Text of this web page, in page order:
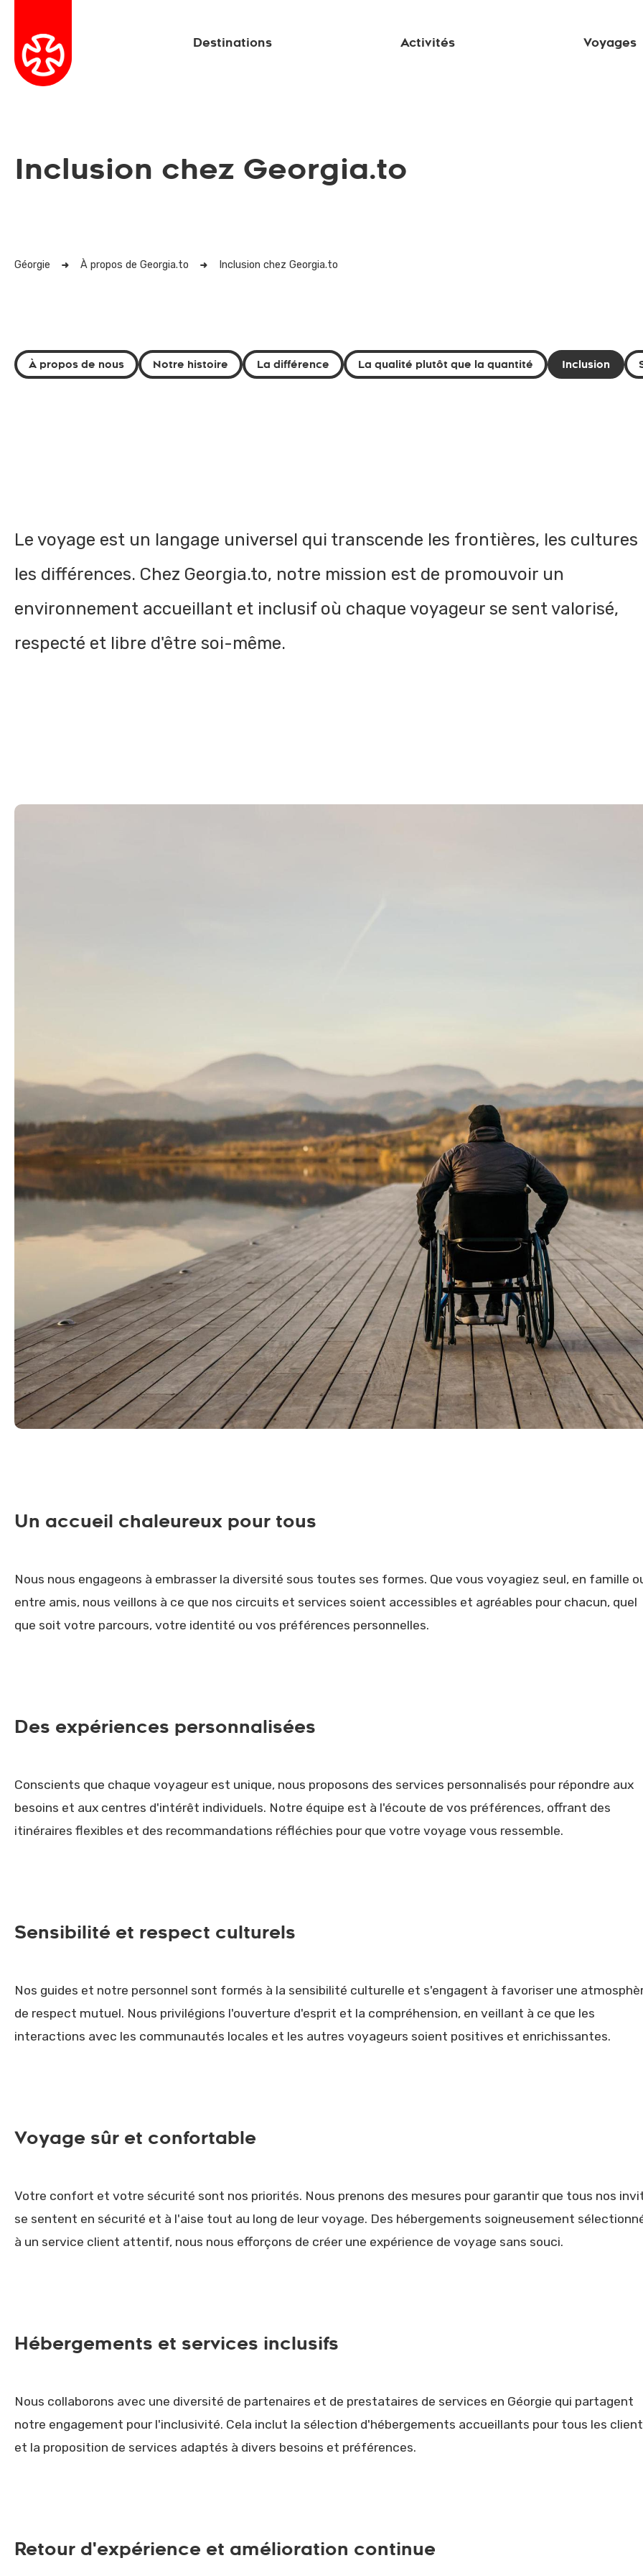
Destinations Activités Voyages
Inclusion chez Georgia.to
Géorgie À propos de Georgia.to Inclusion chez Georgia.to
À propos de nous Notre histoire La différence La qualité plutôt que la quantité Inclusion
Le voyage est un langage universel qui transcende les frontières, les cultures
les différences. Chez Georgia.to, notre mission est de promouvoir un
environnement accueillant et inclusif où chaque voyageur se sent valorisé,
respecté et libre d'être soi-même.
Un accueil chaleureux pour tous
Nous nous engageons à embrasser la diversité sous toutes ses formes. Que vous voyagiez seul, en famille
entre amis, nous veillons à ce que nos circuits et services soient accessibles et agréables pour chacun, quel
que soit votre parcours, votre identité ou vos préférences personnelles.
Des expériences personnalisées
Conscients que chaque voyageur est unique, nous proposons des services personnalisés pour répondre aux
besoins et aux centres d'intérêt individuels. Notre équipe est à l'écoute de vos préférences, offrant des
itinéraires flexibles et des recommandations réfléchies pour que votre voyage vous ressemble.
Sensibilité et respect culturels
Nos guides et notre personnel sont formés à la sensibilité culturelle et s'engagent à favoriser une
de respect mutuel. Nous privilégions l'ouverture d'esprit et la compréhension, en veillant à ce que les
interactions avec les communautés locales et les autres voyageurs soient positives et enrichissantes.
Voyage sûr et confortable
Votre confort et votre sécurité sont nos priorités. Nous prenons des mesures pour garantir que tous nos
se sentent en sécurité et à l'aise tout au long de leur voyage. Des hébergements soigneusement
à un service client attentif, nous nous efforçons de créer une expérience de voyage sans souci.
Hébergements et services inclusifs
Nous collaborons avec une diversité de partenaires et de prestataires de services en Géorgie qui partagent
notre engagement pour l'inclusivité. Cela inclut la sélection d'hébergements accueillants pour tous les
et la proposition de services adaptés à divers besoins et préférences.
Retour d'expérience et amélioration continue